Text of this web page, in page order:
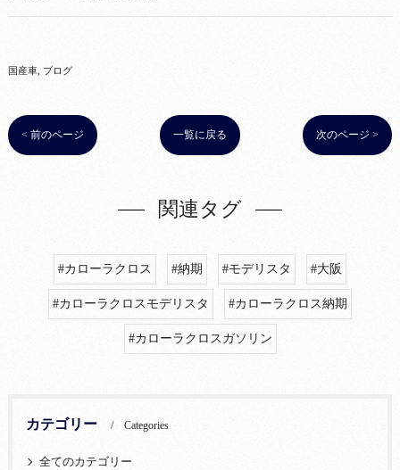
国産車 ブログ
< 前のページ 一覧に戻る 次のページ >
関連タグ
#カローラクロス #納期 #モデリスタ #大阪
#カローラクロスモデリスタ #カローラクロス納期
#カローラクロスガソリン
カテゴリー Categories
全てのカテゴリー